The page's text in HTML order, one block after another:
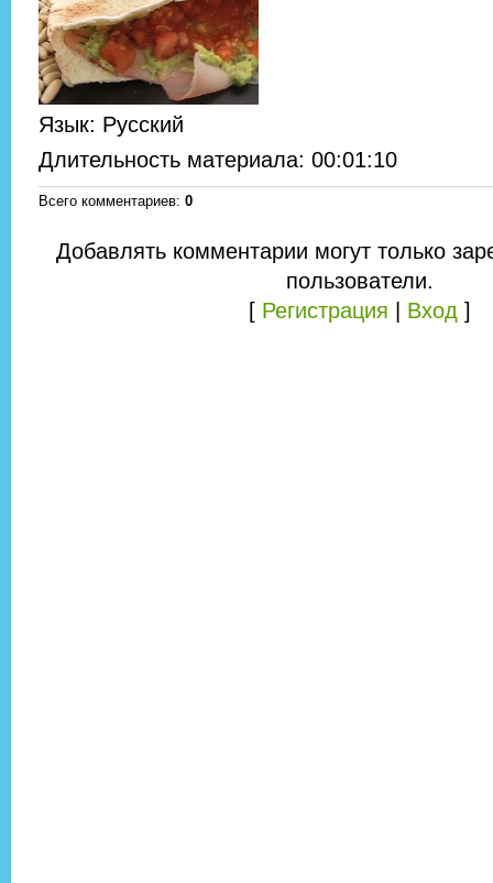
Язык: Русский
Длительность материала: 00:01:10
Всего комментариев: 0
Добавлять комментарии могут только
пользователи.
[ Регистрация Вход ]